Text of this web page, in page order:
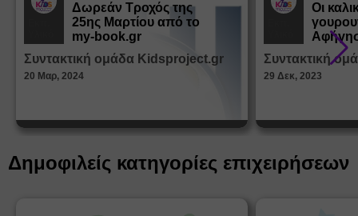
Δωρεάν Tροχός της
25ης Μαρτίου από το
my-book.gr
Συντακτική ομάδα Kidsproject.gr
20 Μαρ, 2024
Οι
από τα
Συντακτική
29 Δεκ, 2023
Δημοφιλείς κατηγορίες επιχειρήσεων